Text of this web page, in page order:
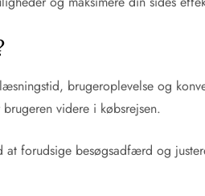
brugeroplevelse og
videre i købsrejsen.
forudsige besøgsadfærd og